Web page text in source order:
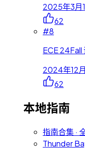
2025年3月
62
#8
ECE 24Fall
2024年12
62
本地指南
指南合集 ·
Thunder